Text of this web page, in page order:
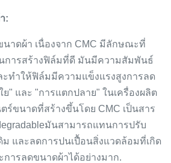
:
นาดผ้า เนื่องจาก CMC มีลักษณะที่
ารสร้างฟิล์มที่ดี มันมีความสัมพันธ์
ะทําให้ฟิล์มมีความแข็งแรงสูงการลด
ย" และ "การแตกปลาย" ในเครื่องผลิต
ร์ขนาดที่สร้างขึ้นโดย CMC เป็นสาร
มันสามารถแทนการปรับ
และลดการปนเปื้อนสิ่งแวดล้อมที่เกิด
ารลดขนาดผ้าได้อย่างมาก.